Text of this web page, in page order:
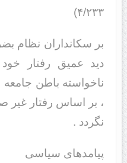
۴/۲۳۳)
بر سکانداران نظام
دید عمیق رفتار
ناخواسته باطن جامعه
، بر اساس رفتار غیر
نگردد .
پیامدهای سیاسی